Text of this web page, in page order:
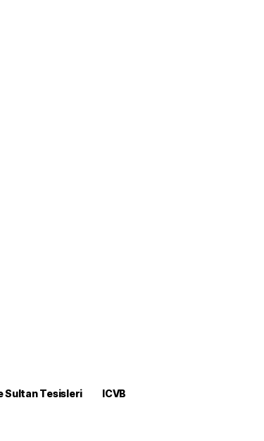
Sultan Tesisleri
ICVB